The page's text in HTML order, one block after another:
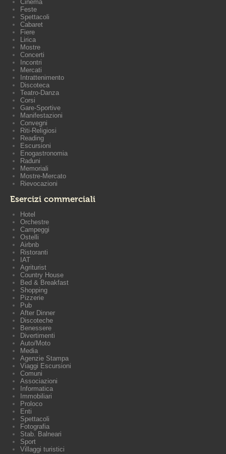
Cinema
Feste
Spettacoli
Cabaret
Fiere
Lirica
Mostre
Concerti
Incontri
Mercati
Intrattenimento
Discoteca
Teatro-Danza
Corsi
Gare-Sportive
Manifestazioni
Convegni
Riti-Religiosi
Reading
Escursioni
Enogastronomia
Raduni
Memoriali
Mostre-Mercato
Rievocazioni
Esercizi commerciali
Hotel
Orchestre
Campeggi
Ostelli
Airbnb
Ristoranti
IAT
Agriturist
Country House
Bed & Breakfast
Shopping
Pizzerie
Pub
After Dinner
Discoteche
Benessere
Divertimenti
Auto/Moto
Media
Agenzie Stampa
Viaggi Escursioni
Comuni
Associazioni
Informatica
Immobiliari
Proloco
Enti
Spettacoli
Fotografia
Stab. Balneari
Sport
Villaggi turistici